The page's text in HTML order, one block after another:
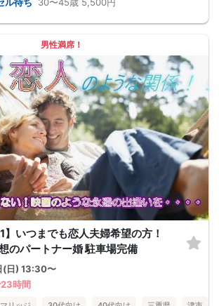
男性満席！
】いつまでも恋人夫婦希望の方！
のパートナー婚 駐車場完備
(日) 13:30〜
時間